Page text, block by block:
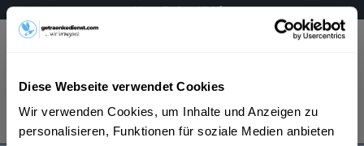
Diese Webseite verwendet Cookies
Wir verwenden Cookies, um Inhalte und Anzeigen zu
personalisieren, Funktionen für soziale Medien anbieten
Mo – Fr 9 – 17 Uhr
Menü
Bestellung widerrufen
Es gilt unsere Datenschutzerklärung